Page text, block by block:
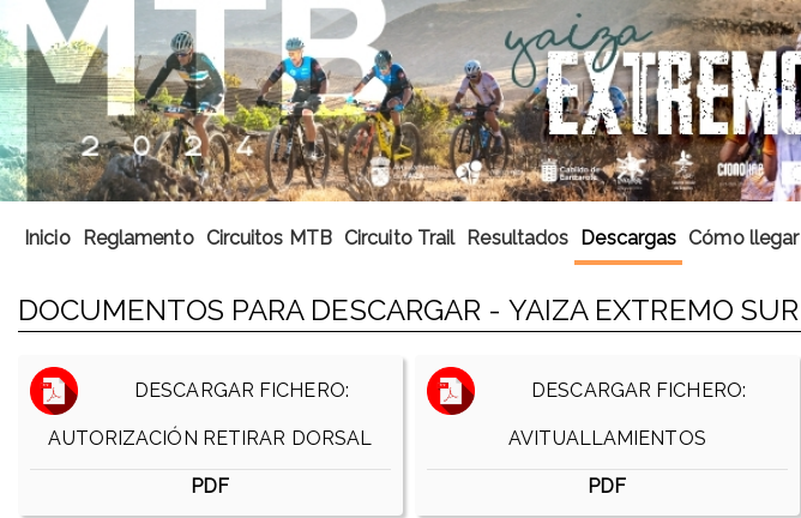
Inicio Reglamento Circuitos MTB Circuito Trail Resultados Descargas Cómo llegar
DOCUMENTOS PARA DESCARGAR - YAIZA EXTREMO SUR
DESCARGAR FICHERO:
AUTORIZACIÓN RETIRAR DORSAL
PDF
DESCARGAR FICHERO:
AVITUALLAMIENTOS
PDF